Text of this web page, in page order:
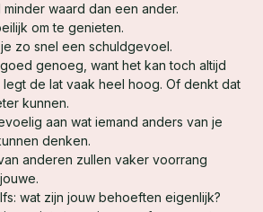
waard dan een ander.
om te genieten.
zo snel een schuldgevoel.
genoeg, want het kan toch altijd
de lat vaak heel hoog. Of denkt dat
kunnen.
aan wat iemand anders van je
denken.
anderen zullen vaker voorrang
wat zijn jouw behoeften eigenlijk?